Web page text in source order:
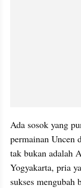
Ada sosok yang
permainan Uncen
tak bukan adalah
Yogyakarta, pria
sukses mengubah